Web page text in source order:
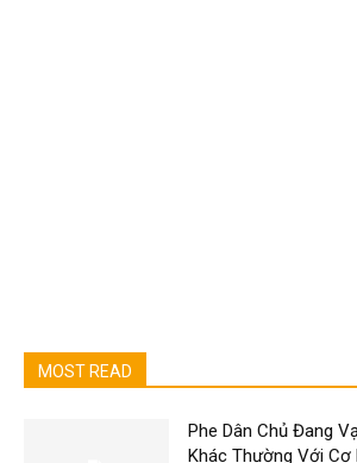
MOST READ
Phe Dân Chủ Đang
Khác Thường Với Cơ